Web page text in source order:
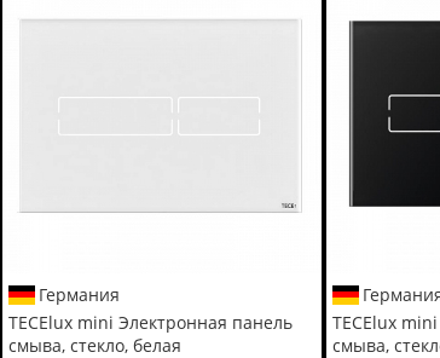
Германия
TECElux mini Электронная панель
смыва, стекло, белая
TECElux
смыва,